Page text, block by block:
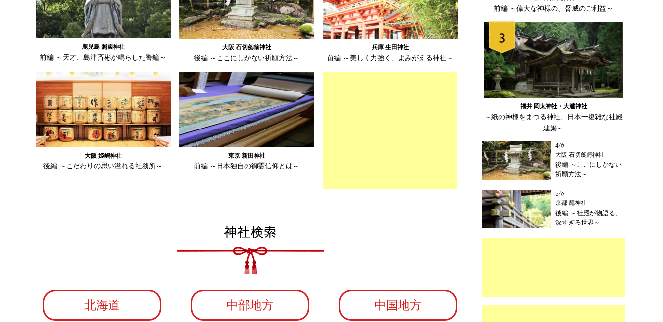
前編 ～偉大な神様の、脅威のご利益～
福井 岡太神社・大瀧神社
～紙の神様をまつる神社、日本一複雑な社殿
建築～
4位
大阪 石切劔箭神社
後編 ～ここにしかない
祈願方法～
5位
京都 籠神社
後編 ～社殿が物語る、
深すぎる世界～
鹿児島 照國神社
前編 ～天才、島津斉彬が鳴らした警鐘～
大阪 石切劔箭神社
後編 ～ここにしかない祈願方法～
兵庫 生田神社
前編 ～美しく力強く、よみがえる神社～
大阪 姫嶋神社
後編 ～こだわりの思い溢れる社務所～
東京 新田神社
前編 ～日本独自の御霊信仰とは～
北海道 中部地方 中国地方